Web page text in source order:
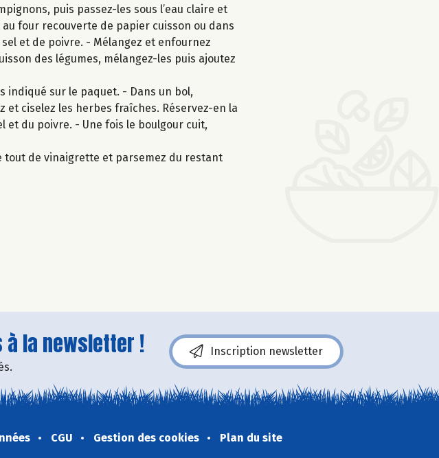
puis passez-les sous l’eau claire et
four recouverte de papier cuisson ou dans
et de poivre. - Mélangez et enfournez
des légumes, mélangez-les puis ajoutez
indiqué sur le paquet. - Dans un bol,
et ciselez les herbes fraîches. Réservez-en la
et du poivre. - Une fois le boulgour cuit,
tout de vinaigrette et parsemez du restant
à la newsletter ! Inscription newsletter
CGU Gestion des cookies Plan du site